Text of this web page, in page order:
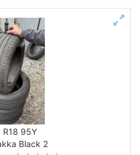
95Y
Black 2